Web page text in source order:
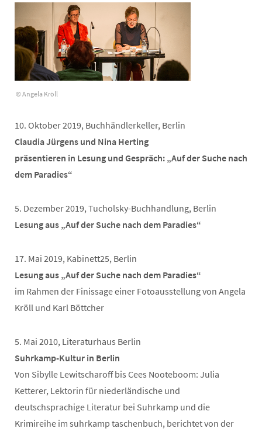
© Angela Kröll
10. Oktober 2019, Buchhändlerkeller, Berlin
Claudia Jürgens und Nina Herting
präsentieren in Lesung und Gespräch: „Auf der Suche nach
dem Paradies“
5. Dezember 2019, Tucholsky-Buchhandlung, Berlin
Lesung aus „Auf der Suche nach dem Paradies“
17. Mai 2019, Kabinett25, Berlin
Lesung aus „Auf der Suche nach dem Paradies“
im Rahmen der Finissage einer Fotoausstellung von Angela
Kröll und Karl Böttcher
5. Mai 2010, Literaturhaus Berlin
Suhrkamp-Kultur in Berlin
Von Sibylle Lewitscharoff bis Cees Nooteboom: Julia
Ketterer, Lektorin für niederländische und
deutschsprachige Literatur bei Suhrkamp und die
Krimireihe im suhrkamp taschenbuch, berichtet von der